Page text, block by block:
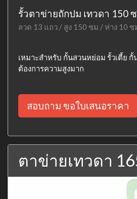
รั้วตาข่ายถักปม เทวดา 150
ลวด 13 แถว / สูง 150 ซม / ห่าง 10 ซ
เหมาะสำหรับ กั้นสวนหย่อม รั้วเตี้ย
ต้องการความสูงมาก
สอบถาม ขอใบเสนอราคา
ตาข่ายเทวดา